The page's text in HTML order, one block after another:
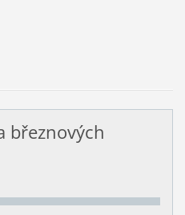
březnových